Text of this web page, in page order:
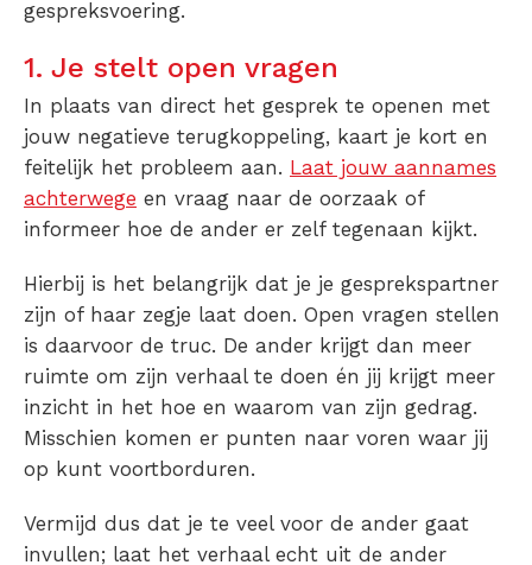
gespreksvoering.
1. Je stelt open vragen
In plaats van direct het gesprek te openen met
jouw negatieve terugkoppeling, kaart je kort en
feitelijk het probleem aan. Laat jouw aannames
achterwege en vraag naar de oorzaak of
informeer hoe de ander er zelf tegenaan kijkt.
Hierbij is het belangrijk dat je je gesprekspartner
zijn of haar zegje laat doen. Open vragen stellen
is daarvoor de truc. De ander krijgt dan meer
ruimte om zijn verhaal te doen én jij krijgt meer
inzicht in het hoe en waarom van zijn gedrag.
Misschien komen er punten naar voren waar jij
op kunt voortborduren.
Vermijd dus dat je te veel voor de ander gaat
invullen; laat het verhaal echt uit de ander